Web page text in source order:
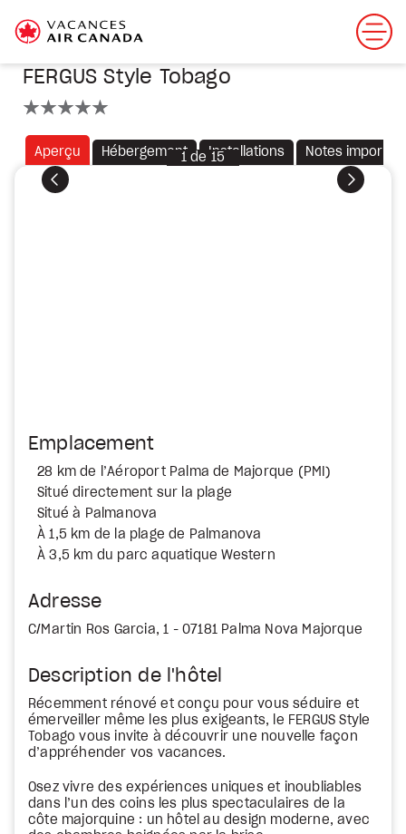
FERGUS Style Tobago
Aperçu Hébergement Installations Notes
Précédent Suivant
1de 15
Emplacement
28 km de l’Aéroport Palma de Majorque (PMI)
Situé directement sur la plage
Situé à Palmanova
À 1,5 km de la plage de Palmanova
À 3,5 km du parc aquatique Western
Adresse
C/Martin Ros Garcia, 1 - 07181 Palma Nova Majorque
Description de l'hôtel
Récemment rénové et conçu pour vous séduire et
émerveiller même les plus exigeants, le FERGUS Style
Tobago vous invite à découvrir une nouvelle façon
d’appréhender vos vacances.
Osez vivre des expériences uniques et inoubliables
dans l’un des coins les plus spectaculaires de la
côte majorquine : un hôtel au design moderne, avec